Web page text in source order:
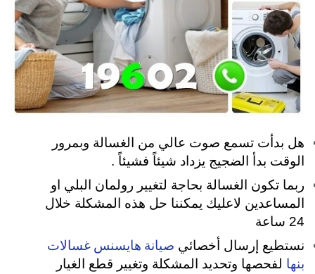
هل بدأت تسمع صوت عالي من الغسالة وبمرور
الوقت بدأ الضجيج يزداد شيئاً فشيئاً .
ربما تكون الغسالة بحاجة لتغيير رولمان البلي او
المساعدين لاعليك يمكننا حل هذه المشكلة خلال
24 ساعة
نستطيع إرسال أخصائي صيانة هايسنس غسالات
بنها لفحصها وتحديد المشكلة وتغيير قطع الغيار